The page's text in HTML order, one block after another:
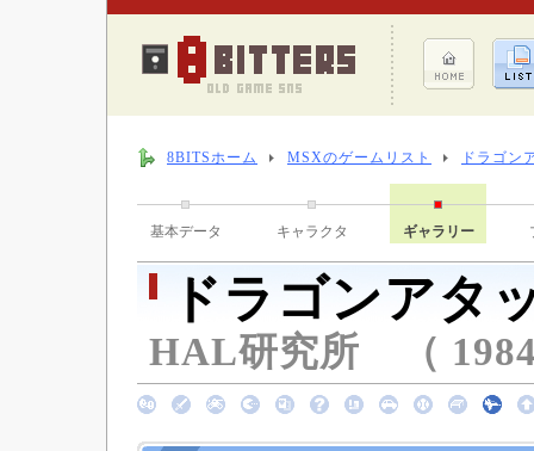
8BITSホーム MSXのゲームリスト ドラゴン
基本データ キャラクタ ギャラリー
ドラゴンアタ
HAL研究所 （